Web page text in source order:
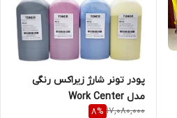
پودر تونر شارژ زیراکس رنگی
مدل Work Center
17,080,000
8%